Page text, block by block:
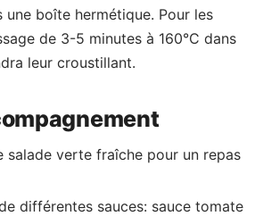
une boîte hermétique. Pour les
de 3-5 minutes à 160°C dans
leur croustillant.
salade verte fraîche pour un repas
différentes sauces: sauce tomate